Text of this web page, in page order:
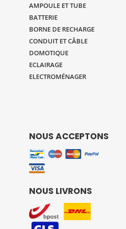
AMPOULE ET TUBE
BATTERIE
BORNE DE RECHARGE
CONDUIT ET CÂBLE
DOMOTIQUE
ECLAIRAGE
ELECTROMÉNAGER
NOUS ACCEPTONS
NOUS LIVRONS